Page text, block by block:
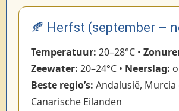
🍂 Herfst (september –
Temperatuur: 20–28°C •
Zeewater: 20–24°C • Neerslag:
Beste regio’s: Andalusië, Murcia
Canarische Eilanden